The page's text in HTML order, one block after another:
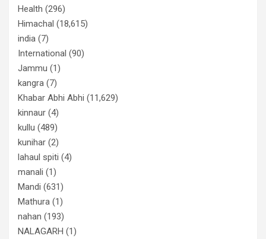
Health (296)
Himachal (18,615)
india (7)
International (90)
Jammu (1)
kangra (7)
Khabar Abhi Abhi (11,629)
kinnaur (4)
kullu (489)
kunihar (2)
lahaul spiti (4)
manali (1)
Mandi (631)
Mathura (1)
nahan (193)
NALAGARH (1)